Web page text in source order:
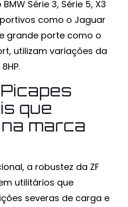
Série 3, Série 5, X3
como o Jaguar
grande porte como o
utilizam variações da
que
marca
a robustez da ZF
utilitários que
severas de carga e